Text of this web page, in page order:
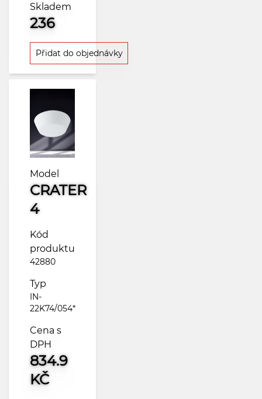
Skladem
236
Přidat do objednávky
Model
CRATER
4
Kód
produktu
42880
Typ
IN-
22K74/054*
Cena s
DPH
834.9
KČ